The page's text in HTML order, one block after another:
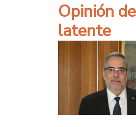
Opinión
latente